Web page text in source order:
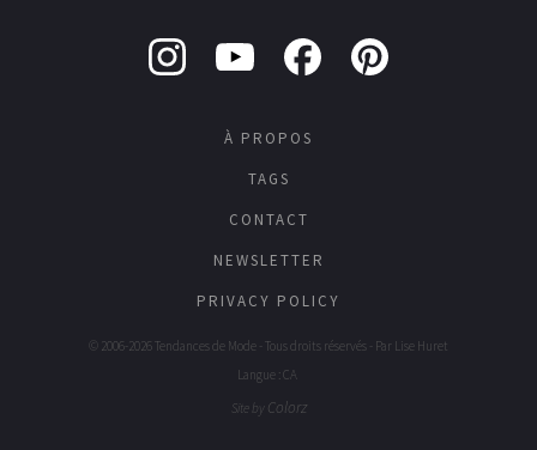
À PROPOS
TAGS
CONTACT
NEWSLETTER
PRIVACY POLICY
© 2006-2026 Tendances de Mode - Tous droits réservés - Par Lise Huret
Langue : CA
Site by Colorz